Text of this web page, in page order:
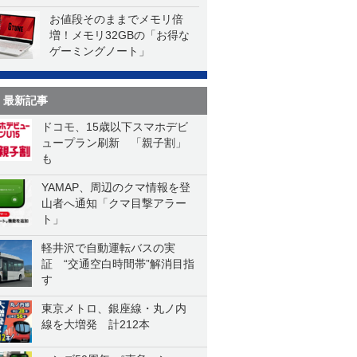
お値段そのままでメモリ倍
増！メモリ32GBの「お得な
ゲーミングノート」
最新記事
ドコモ、15歳以下スマホデビ
ュープラン刷新 「親子割」
も
YAMAP、周辺のクマ情報を登
山者へ通知「クマ目撃アラー
ト」
軽井沢で自動運転バスの実
証 “交通空白時間帯”解消目指
す
東京メトロ、銀座線・丸ノ内
線を大増発 計212本